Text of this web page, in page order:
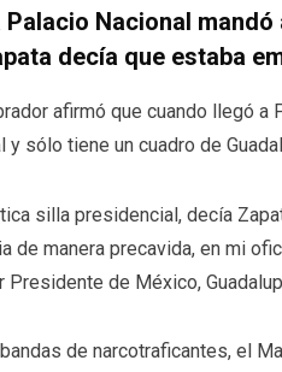
Nacional mandó
decía que estaba
afirmó que cuando llegó a
sólo tiene un cuadro de
silla presidencial, decía
de manera precavida, en mi
de México,
de narcotraficantes, el